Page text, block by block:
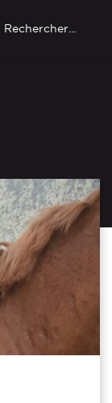
Rechercher...